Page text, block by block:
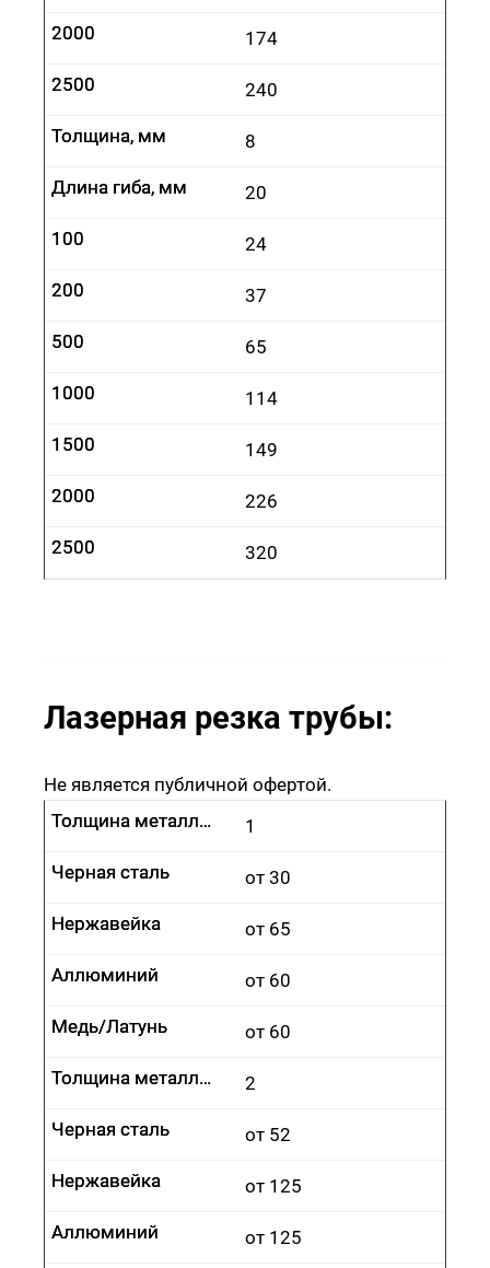
174
2000
2000
240
2500
2500
8
Толщина, мм
Толщина, мм
20
Длина гиба, мм
Длина гиба, мм
24
100
100
37
200
200
65
500
500
114
1000
1000
149
1500
1500
226
2000
2000
320
2500
2500
Лазерная резка трубы:
Не является публичной офертой.
1
Толщина металла, мм
Толщина металла, мм
от 30
Черная сталь
Черная сталь
от 65
Нержавейка
Нержавейка
от 60
Аллюминий
Аллюминий
от 60
Медь/Латунь
Медь/Латунь
2
Толщина металла, мм
Толщина металла, мм
от 52
Черная сталь
Черная сталь
от 125
Нержавейка
Нержавейка
от 125
Аллюминий
Аллюминий